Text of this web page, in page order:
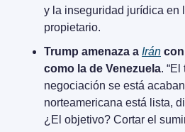
y la inseguridad jurídica en
propietario.
Trump amenaza a Irán
como la de Venezuela.
negociación se está
norteamericana está lista,
¿El objetivo? Cortar el